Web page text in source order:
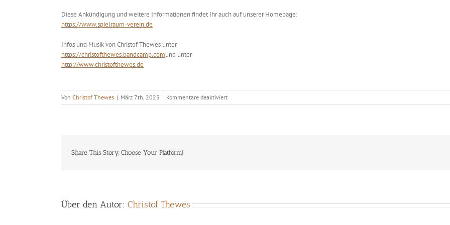
Diese Ankündigung und weitere Informationen findet Ihr auch auf unserer Homepage:
https://www.spielraum-verein.de
Infos und Musik von Christof Thewes unter
https://christofthewes.bandcamp.comund unter
http://www.christofthewes.de
Von Christof Thewes | März 7th, 2023 | Kommentare deaktiviertfür
Quartett
Share This Story, Choose Your Platform!
Über den Autor: Christof Thewes